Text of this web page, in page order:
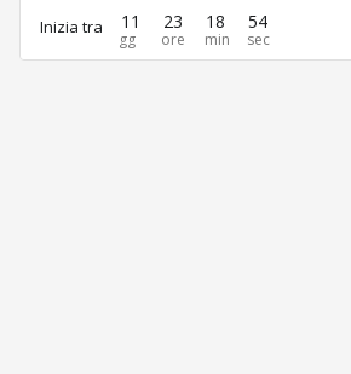
Inizia tra 11 23 18 54